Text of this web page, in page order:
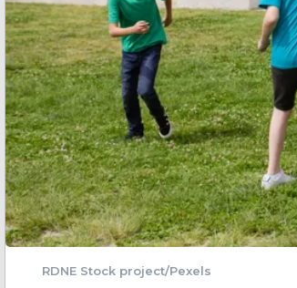
RDNE Stock project/Pexels